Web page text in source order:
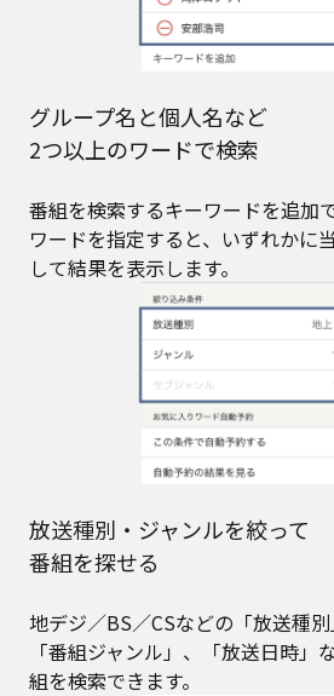
グループ名と個人名など
2つ以上のワードで検索
番組を検索するキーワードを追加
ワードを指定すると、いずれかに
して結果を表示します。
放送種別・ジャンルを絞って
番組を探せる
地デジ／BS／CSなどの「放送種
「番組ジャンル」、「放送日時」
組を検索できます。